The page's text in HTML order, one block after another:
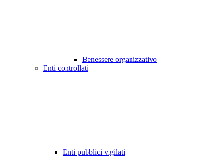
Benessere organizzativo
Enti controllati
Enti pubblici vigilati